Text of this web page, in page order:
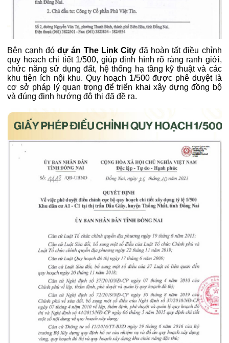
Bên cạnh đódự án The Link City đã hoàn tất điều chỉnh
quy hoạch chi tiết 1/500, giúp định hình rõ ràng ranh giới,
chức năng sử dụng đất, hệ thống hạ tầng kỹ thuật và các
khu tiện ích nội khu. Quy hoạch 1/500 được phê duyệt là
cơ sở pháp lý quan trọng để triển khai xây dựng đồng bộ
và đúng định hướng đô thị đã đề ra.